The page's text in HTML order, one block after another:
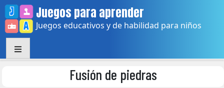
Skip
to
content
Juegos para aprender
Juegos educativos y de habilidad para niños
Fusión de piedras